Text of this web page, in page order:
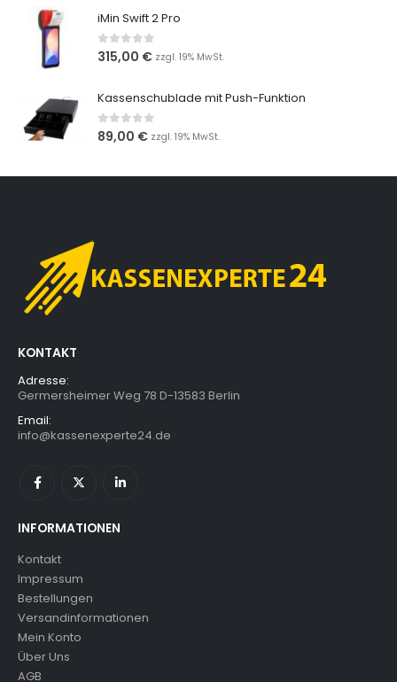
iMin Swift 2 Pro
0out of 5
315,00 € zzgl. 19% MwSt.
Kassenschublade mit Push-Funktion
0out of 5
89,00 € zzgl. 19% MwSt.
KONTAKT
Adresse:
Germersheimer Weg 78 D-13583 Berlin
Email:
info@kassenexperte24.de
INFORMATIONEN
Kontakt
Impressum
Bestellungen
Versandinformationen
Mein Konto
Über Uns
AGB